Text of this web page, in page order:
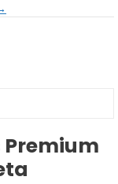
Premium